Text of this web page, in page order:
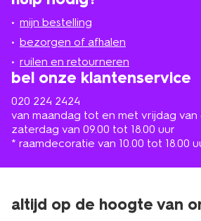
mijn bestelling
bezorgen of afhalen
ruilen en retourneren
bel onze klantenservice
020 224 2424
van maandag tot en met vrijdag van
zaterdag van 09.00 tot 18.00 uur
* raamdecoratie van 10.00 tot 18.00
in
de
buurt
altijd op de hoogte van